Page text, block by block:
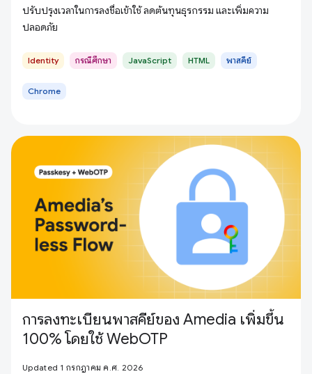
ปรับปรุงเวลาในการลงชื่อเข้าใช้ ลดต้นทุนธุรกรรม และเพิ่มความ
ปลอดภัย
Identity กรณีศึกษา JavaScript HTML พาสคีย์
Chrome
การลงทะเบียนพาสคีย์ของ Amedia เพิ่มขึ้น
100% โดยใช้ WebOTP
Updated 1 กรกฎาคม ค.ศ. 2026